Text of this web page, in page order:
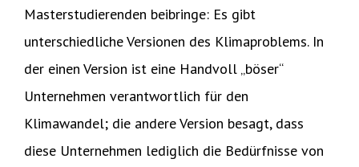
Masterstudierenden beibringe: Es gibt
unterschiedliche Versionen des Klimaproblems. In
der einen Version ist eine Handvoll „böser“
Unternehmen verantwortlich für den
Klimawandel; die andere Version besagt, dass
diese Unternehmen lediglich die Bedürfnisse von